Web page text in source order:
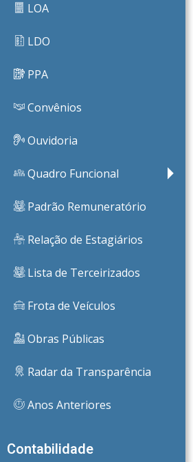
LOA
LDO
PPA
Convênios
Ouvidoria
Quadro Funcional
Padrão Remuneratório
Relação de Estagiários
Lista de Terceirizados
Frota de Veículos
Obras Públicas
Radar da Transparência
Anos Anteriores
Contabilidade